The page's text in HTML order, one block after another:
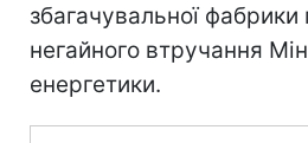
збагачувальної фабрики
негайного втручання
енергетики.